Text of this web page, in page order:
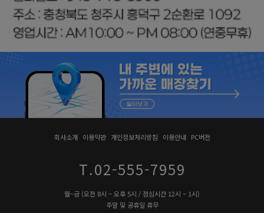
회사소개 이용약관 개인정보처리방침 이용안내 PC버전
T.02-555-7959
월~금 (오전 8시 ~ 오후 5시 / 점심시간 12시 ~ 1시)
주말 및 공휴일 휴무